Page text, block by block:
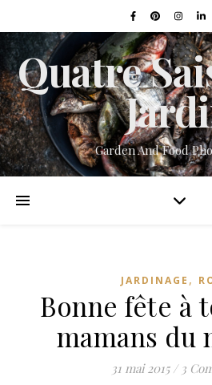
Quatre
Garden And Food
JARDINAGE ,
Bonne fête à
mamans du
31 mai 2015 / 3